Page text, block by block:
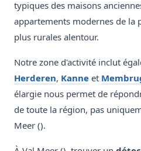
typiques des maisons
appartements modernes de la
plus rurales alentour.
Notre zone d'activité inclut
Herderen, Kanne et
élargie nous permet de
de toute la région, pas
Meer ().